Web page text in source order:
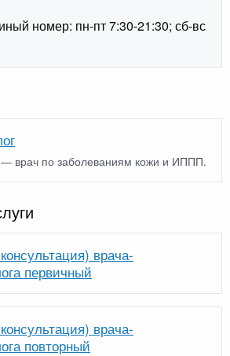
номер: пн-пт 7:30-21:30; сб-вс
— врач по заболеваниям кожи и ИППП.
врача-
первичный
врача-
повторный